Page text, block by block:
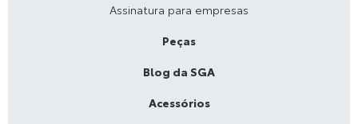
Assinatura para empresas
Peças
Blog da SGA
Acessórios